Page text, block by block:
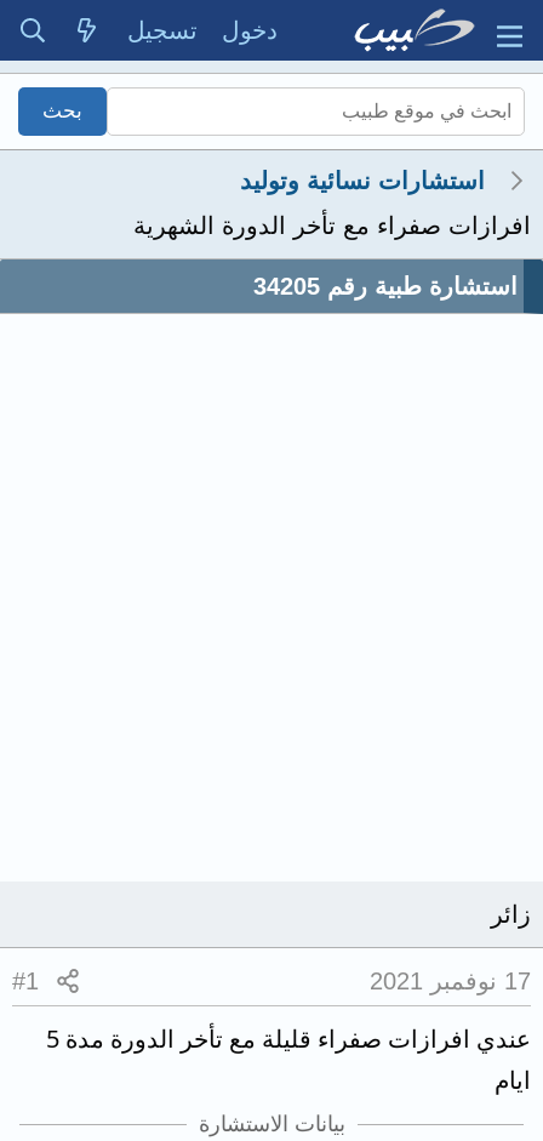
دخول تسجيل
استشارات نسائية وتوليد
افرازات صفراء مع تأخر الدورة الشهرية
استشارة طبية رقم 34205
زائر
17 نوفمبر 2021 #1
عندي افرازات صفراء قليلة مع تأخر الدورة مدة 5
ايام
بيانات الاستشارة